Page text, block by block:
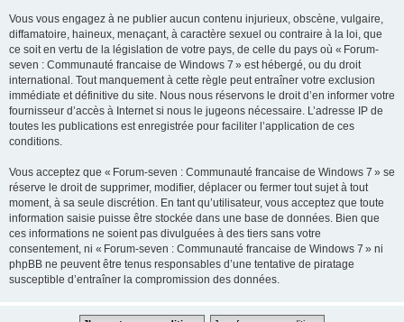
Vous vous engagez à ne publier aucun contenu injurieux, obscène, vulgaire,
diffamatoire, haineux, menaçant, à caractère sexuel ou contraire à la loi, que
ce soit en vertu de la législation de votre pays, de celle du pays où « Forum-
seven : Communauté francaise de Windows 7 » est hébergé, ou du droit
international. Tout manquement à cette règle peut entraîner votre exclusion
immédiate et définitive du site. Nous nous réservons le droit d’en informer votre
fournisseur d’accès à Internet si nous le jugeons nécessaire. L’adresse IP de
toutes les publications est enregistrée pour faciliter l’application de ces
conditions.
Vous acceptez que « Forum-seven : Communauté francaise de Windows 7 » se
réserve le droit de supprimer, modifier, déplacer ou fermer tout sujet à tout
moment, à sa seule discrétion. En tant qu’utilisateur, vous acceptez que toute
information saisie puisse être stockée dans une base de données. Bien que
ces informations ne soient pas divulguées à des tiers sans votre
consentement, ni « Forum-seven : Communauté francaise de Windows 7 » ni
phpBB ne peuvent être tenus responsables d’une tentative de piratage
susceptible d’entraîner la compromission des données.